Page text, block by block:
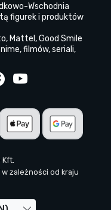
Wschodnia
figurek i produktów
Mattel, Good Smile
filmów, seriali,
zależności od kraju